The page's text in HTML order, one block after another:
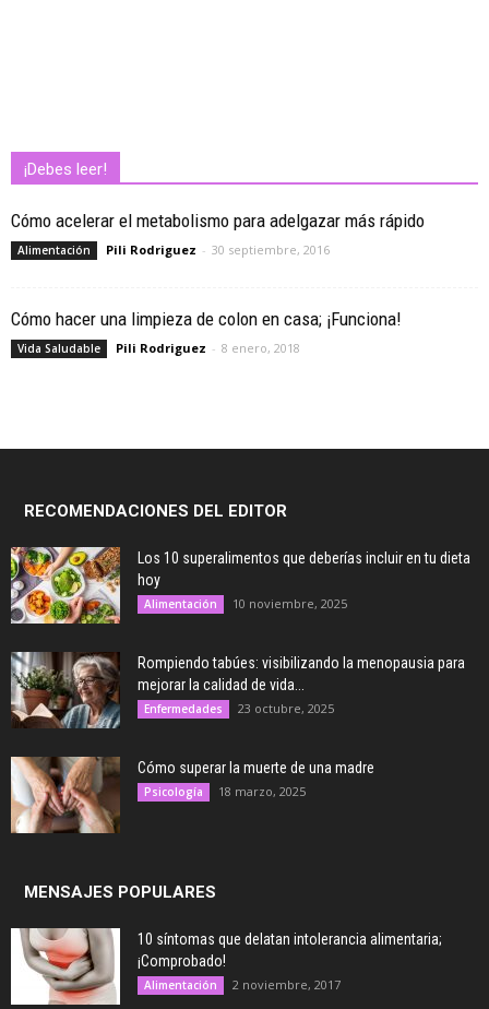
¡Debes leer!
Cómo acelerar el metabolismo para adelgazar más rápido
Alimentación Pili Rodriguez - 30 septiembre, 2016
Cómo hacer una limpieza de colon en casa; ¡Funciona!
Vida Saludable Pili Rodriguez - 8 enero, 2018
RECOMENDACIONES DEL EDITOR
Los 10 superalimentos que deberías incluir en tu dieta
hoy
Alimentación 10 noviembre, 2025
Rompiendo tabúes: visibilizando la menopausia para
mejorar la calidad de vida...
Enfermedades 23 octubre, 2025
Cómo superar la muerte de una madre
Psicología 18 marzo, 2025
MENSAJES POPULARES
10 síntomas que delatan intolerancia alimentaria;
¡Comprobado!
Alimentación 2 noviembre, 2017